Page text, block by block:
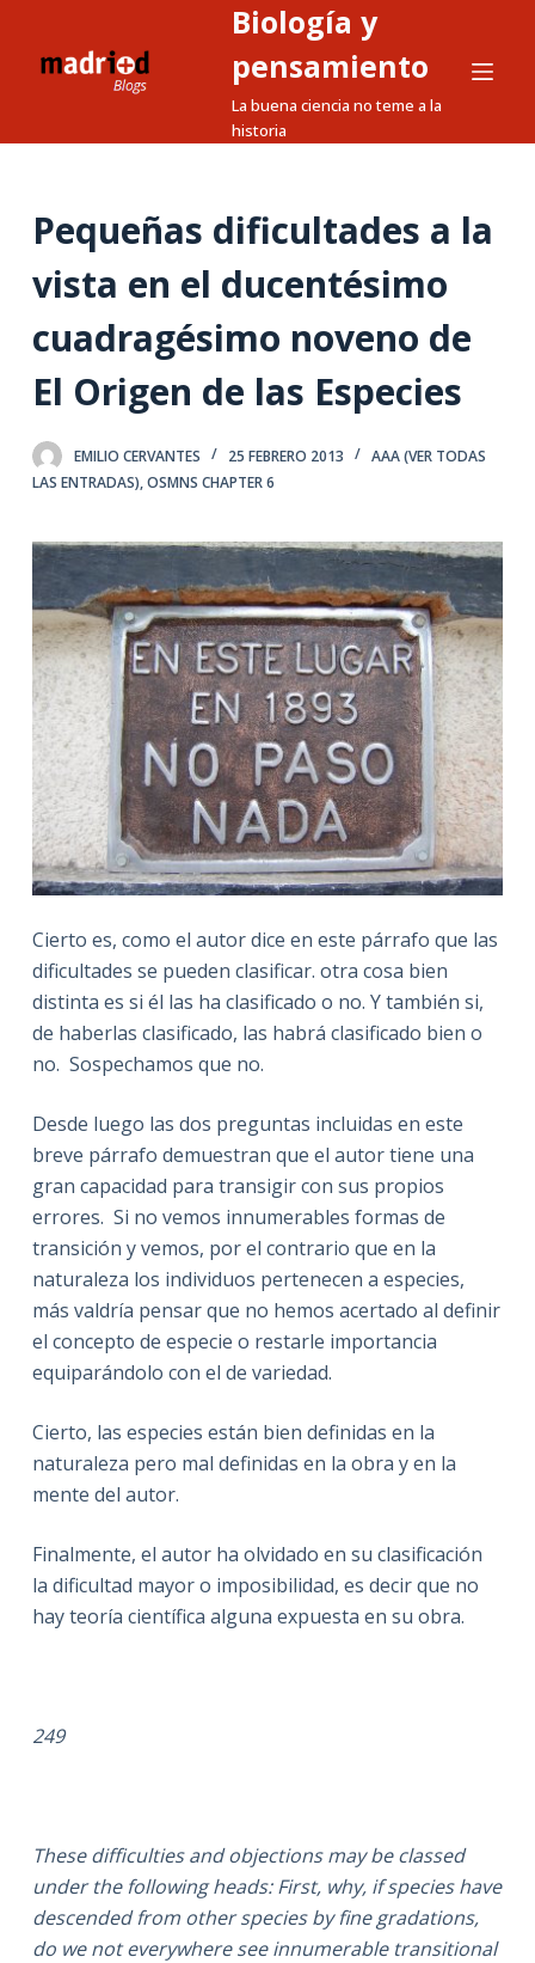
a
n
d
Biología y
pensamiento
La buena ciencia no teme a la
historia
Pequeñas dificultades a la
vista en el ducentésimo
cuadragésimo noveno de
El Origen de las Especies
EMILIO CERVANTES 25 FEBRERO 2013
AAA (VER TODAS
LAS ENTRADAS),OSMNS CHAPTER 6
Cierto es, como el autor dice en este párrafo que las
dificultades se pueden clasificar. otra cosa bien
distinta es si él las ha clasificado o no. Y también si,
de haberlas clasificado, las habrá clasificado bien o
no. Sospechamos que no.
Desde luego las dos preguntas incluidas en este
breve párrafo demuestran que el autor tiene una
gran capacidad para transigir con sus propios
errores. Si no vemos innumerables formas de
transición y vemos, por el contrario que en la
naturaleza los individuos pertenecen a especies,
más valdría pensar que no hemos acertado al definir
el concepto de especie o restarle importancia
equiparándolo con el de variedad.
Cierto, las especies están bien definidas en la
naturaleza pero mal definidas en la obra y en la
mente del autor.
Finalmente, el autor ha olvidado en su clasificación
la dificultad mayor o imposibilidad, es decir que no
hay teoría científica alguna expuesta en su obra.
249
These difficulties and objections may be classed
under the following heads: First, why, if species have
descended from other species by fine gradations,
do we not everywhere see innumerable transitional